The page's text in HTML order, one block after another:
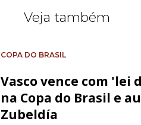
Veja também
COPA DO BRASIL
Vasco vence com 'lei
na Copa do Brasil e
Zubeldía